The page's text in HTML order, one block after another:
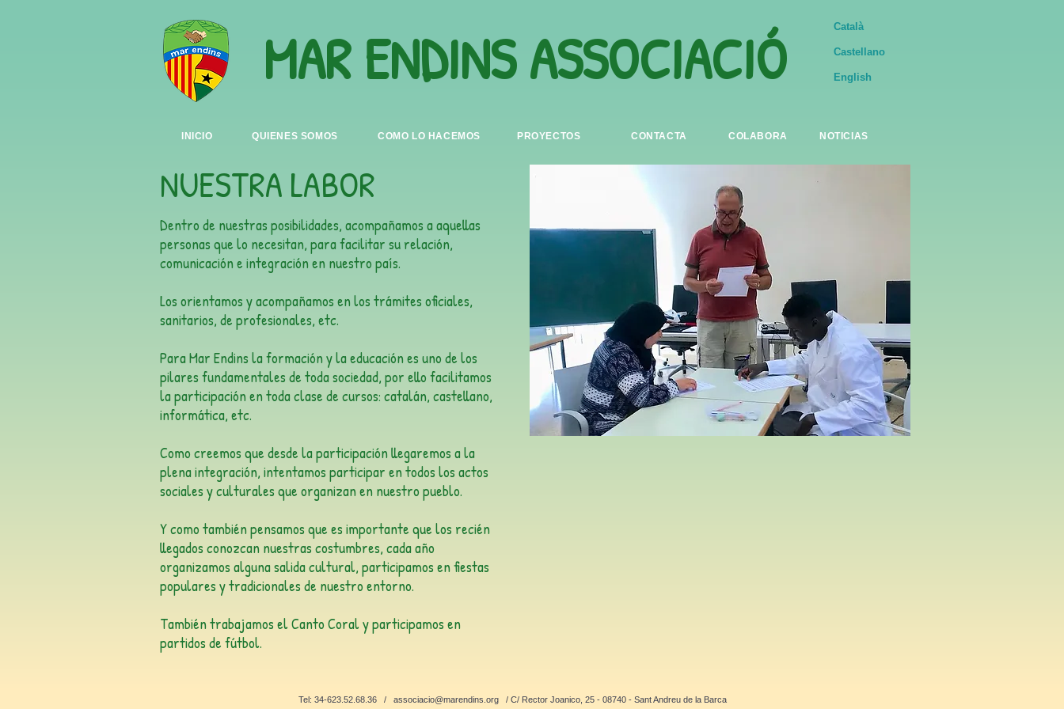
MAR ENDINS ASSOCIACIÓ Català
Castellano
English
INICIO QUIENES SOMOS COMO LO HACEMOS PROYECTOS CONTACTA COLABORA NOTICIAS
NUESTRA LABOR
Dentro de nuestras posibilidades, acompañamos a aquellas
personas que lo necesitan, para facilitar su relación,
comunicación e integración en nuestro país.
Los orientamos y acompañamos en los trámites oficiales,
sanitarios, de profesionales, etc.
Para Mar Endins la formación y la educación es uno de los
pilares fundamentales de toda sociedad, por ello facilitamos
la participación en toda clase de cursos: catalán, castellano,
informática, etc.
Como creemos que desde la participación llegaremos a la
plena integración, intentamos participar en todos los actos
sociales y culturales que organizan en nuestro pueblo.
Y como también pensamos que es importante que los recién
llegados conozcan nuestras costumbres, cada año
organizamos alguna salida cultural, participamos en fiestas
populares y tradicionales de nuestro entorno.
También trabajamos el Canto Coral y participamos en
partidos de fútbol.
Tel: 34-623.52.68.36 / associacio@marendins.org / C/ Rector Joanico, 25 - 08740 - Sant Andreu de la Barca